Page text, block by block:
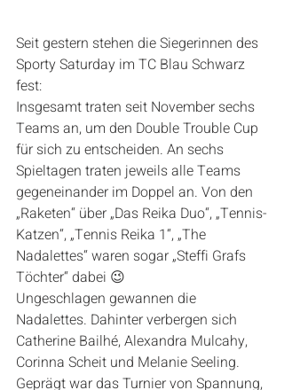
Seit gestern stehen die Siegerinnen des
Sporty Saturday im TC Blau Schwarz
fest:
Insgesamt traten seit November sechs
Teams an, um den Double Trouble Cup
für sich zu entscheiden. An sechs
Spieltagen traten jeweils alle Teams
gegeneinander im Doppel an. Von den
„Raketen“ über „Das Reika Duo“, „Tennis-
Katzen“, „Tennis Reika 1“, „The
Nadalettes“ waren sogar „Steffi Grafs
Töchter“ dabei 😉
Ungeschlagen gewannen die
Nadalettes. Dahinter verbergen sich
Catherine Bailhé, Alexandra Mulcahy,
Corinna Scheit und Melanie Seeling.
Geprägt war das Turnier von Spannung,